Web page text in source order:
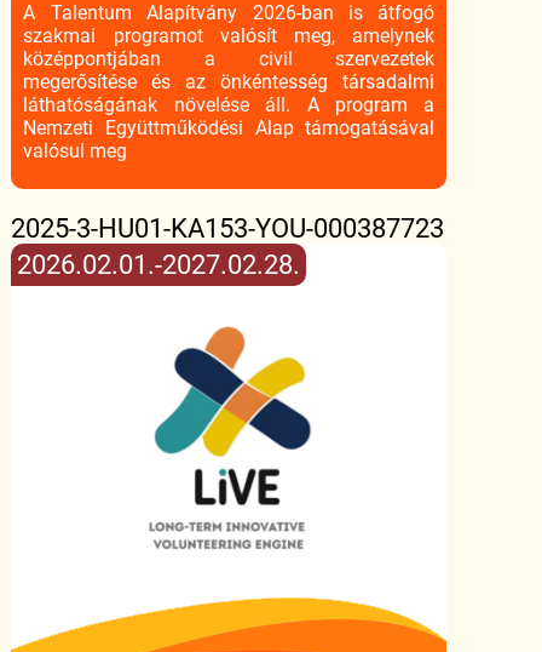
A Talentum Alapítvány 2026-ban is átfogó
szakmai programot valósít meg, amelynek
középpontjában a civil szervezetek
megerősítése és az önkéntesség társadalmi
láthatóságának növelése áll. A program a
Nemzeti Együttműködési Alap támogatásával
valósul meg
2025-3-HU01-KA153-YOU-000387723
2026.02.01.-2027.02.28.